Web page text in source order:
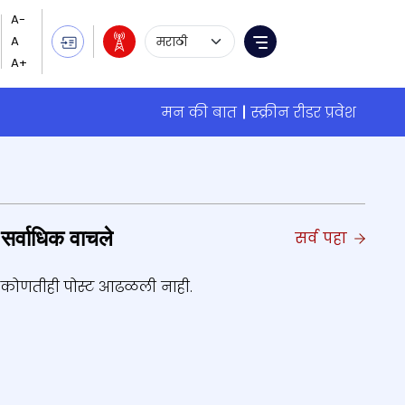
Language Selection
Menu
मन की बात स्क्रीन रीडर प्रवेश
सर्वाधिक वाचले सर्व पहा
कोणतीही पोस्ट आढळली नाही.